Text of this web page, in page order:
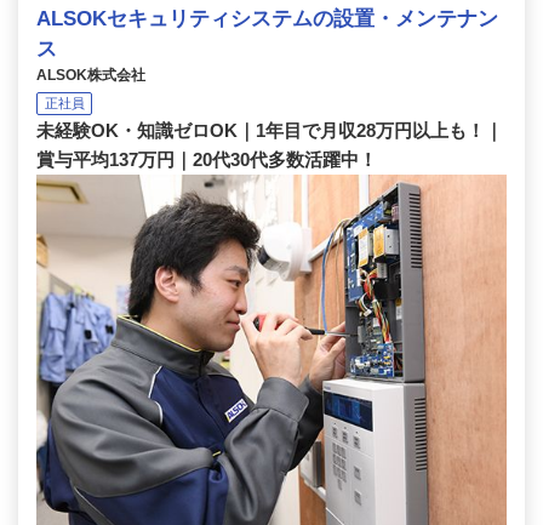
ALSOKセキュリティシステムの設置・メンテナン
ス
ALSOK株式会社
正社員
未経験OK・知識ゼロOK｜1年目で月収28万円以上も！｜
賞与平均137万円｜20代30代多数活躍中！